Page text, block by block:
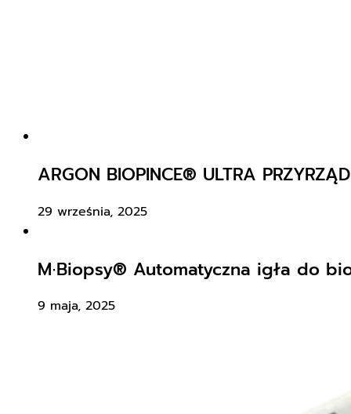
ARGON BIOPINCE® ULTRA
29 września, 2025
M∙Biopsy® Automatyczna igła do
9 maja, 2025